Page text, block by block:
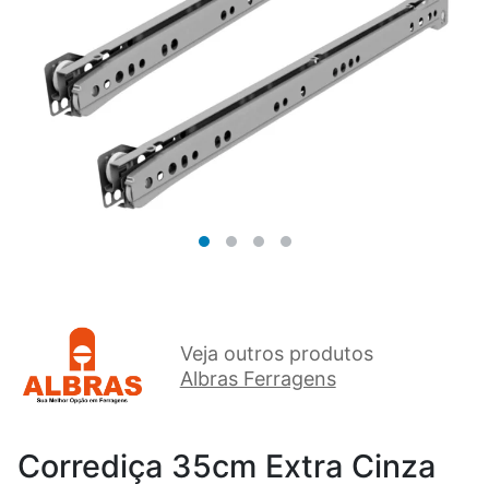
Veja outros produtos
Albras Ferragens
Corrediça 35cm Extra Cinza